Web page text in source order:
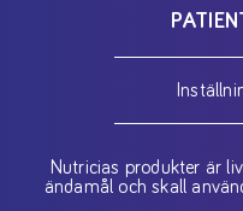
Nutricias produkter är
ändamål och skall